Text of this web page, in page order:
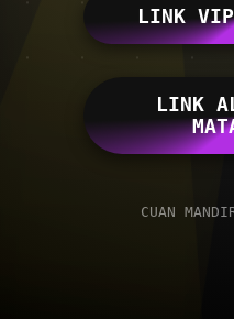
LINK VIP
LINK
CUAN